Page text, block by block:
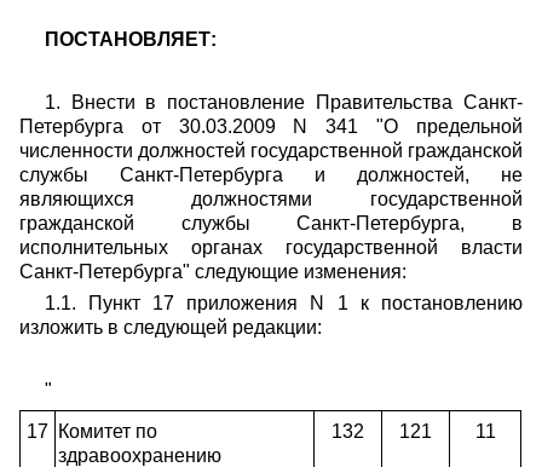
ПОСТАНОВЛЯЕТ:
1. Внести в постановление Правительства Санкт-
Петербурга от 30.03.2009 N 341 "О предельной
численности должностей государственной гражданской
службы Санкт-Петербурга и должностей, не
являющихся должностями государственной
гражданской службы Санкт-Петербурга, в
исполнительных органах государственной власти
Санкт-Петербурга" следующие изменения:
1.1. Пункт 17 приложения N 1 к постановлению
изложить в следующей редакции:
"
17 Комитет по
здравоохранению
132 121 11